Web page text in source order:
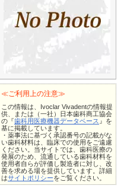
≪ご利用上の注意≫
この情報は、Ivoclar Vivadentの情報提
供、または（一社）日本歯科商工協会
の『歯科用医療機器データベース 』を
基に掲載しています。
・薬事法に基づく承認番号の記載がな
い歯科材料は、臨床での使用をご遠慮
ください。当サイトでは、歯科医療の
発展のため、流通している歯科材料を
使用者自らが評価し製造者に対し、改
善を求める場を提供しています。詳細
はサイトポリシーをご覧ください。